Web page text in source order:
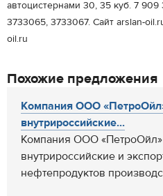
автоцистернами 30, 35 куб. 7 909
3733065, 3733067. Сайт arslan-
oil.ru
Похожие предложения
Компания ООО
внутрироссийские...
Компания ООО «ПетроОйл»
внутрироссийские и
нефтепродуктов